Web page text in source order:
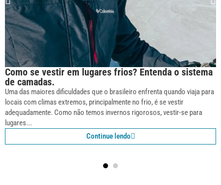
Como se vestir em lugares frios? Entenda o sistema
de camadas.
Uma das maiores dificuldades que o brasileiro enfrenta quando viaja para
locais com climas extremos, principalmente no frio, é se vestir
adequadamente. Como não temos invernos rigorosos, vestir-se para
lugares...
Continue lendo